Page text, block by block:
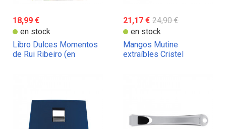
18,99 €
en stock
Libro Dulces Momentos
de Rui Ribeiro (en
21,17 € 24,90 €
en stock
Mangos Mutine
extraíbles Cristel